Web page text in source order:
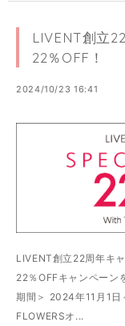
LIVENT創立
22％OFF！
2024/10/23 16:41
LIVENT創立22周年キ
22％OFFキャンペーン
期間＞ 2024年11月1
FLOWERSオ...